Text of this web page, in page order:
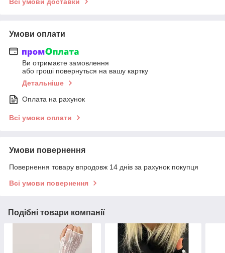
Умови оплати
Ви отримаєте замовлення
або гроші повернуться на вашу картку
Детальніше
Оплата на рахунок
Всі умови оплати
Умови повернення
Повернення товару впродовж 14 днів за рахунок покупця
Всі умови повернення
Подібні товари компанії